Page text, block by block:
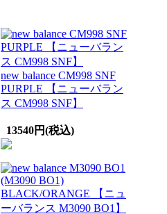
new balance CM998 SNF
PURPLE 【ニューバラン
ス CM998 SNF】
13540円(税込)